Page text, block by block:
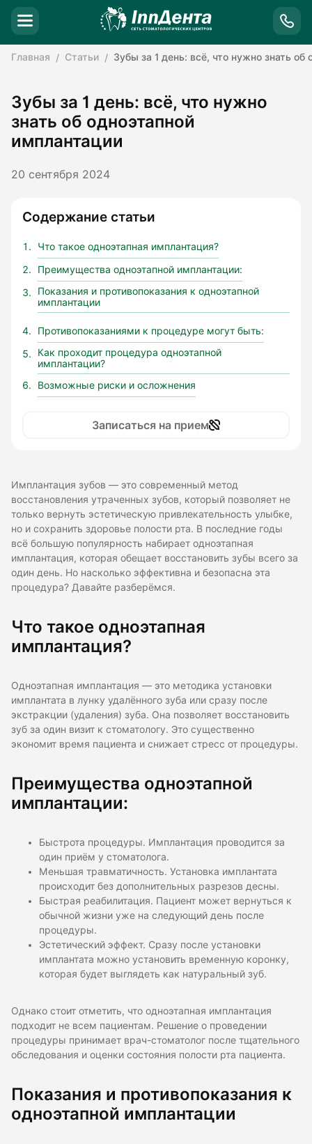
Главная Статьи Зубы за 1 день: всё, что нужно знать об
Зубы за 1 день: всё, что нужно
знать об одноэтапной
имплантации
20 сентября 2024
Содержание статьи
Что такое одноэтапная имплантация?
Преимущества одноэтапной имплантации:
Показания и противопоказания к одноэтапной
имплантации
Противопоказаниями к процедуре могут быть:
Как проходит процедура одноэтапной
имплантации?
Возможные риски и осложнения
Записаться на прием
Имплантация зубов — это современный метод
восстановления утраченных зубов, который позволяет не
только вернуть эстетическую привлекательность улыбке,
но и сохранить здоровье полости рта. В последние годы
всё большую популярность набирает одноэтапная
имплантация, которая обещает восстановить зубы всего за
один день. Но насколько эффективна и безопасна эта
процедура? Давайте разберёмся.
Что такое одноэтапная
имплантация?
Одноэтапная имплантация — это методика установки
имплантата в лунку удалённого зуба или сразу после
экстракции (удаления) зуба. Она позволяет восстановить
зуб за один визит к стоматологу. Это существенно
экономит время пациента и снижает стресс от процедуры.
Преимущества одноэтапной
имплантации:
Быстрота процедуры. Имплантация проводится за
один приём у стоматолога.
Меньшая травматичность. Установка имплантата
происходит без дополнительных разрезов десны.
Быстрая реабилитация. Пациент может вернуться к
обычной жизни уже на следующий день после
процедуры.
Эстетический эффект. Сразу после установки
имплантата можно установить временную коронку,
которая будет выглядеть как натуральный зуб.
Однако стоит отметить, что одноэтапная имплантация
подходит не всем пациентам. Решение о проведении
процедуры принимает врач-стоматолог после тщательного
обследования и оценки состояния полости рта пациента.
Показания и противопоказания к
одноэтапной имплантации